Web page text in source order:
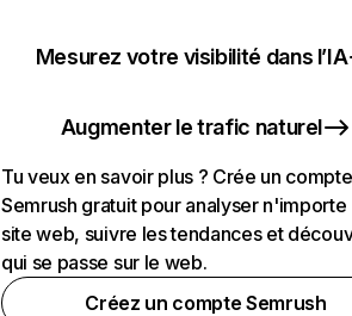
Mesurez votre visibilité dans l’IA
Augmenter le trafic naturel
Tu veux en savoir plus ? Crée un compte
Semrush gratuit pour analyser n'importe
site web, suivre les tendances et
qui se passe sur le web.
Créez un compte Semrush